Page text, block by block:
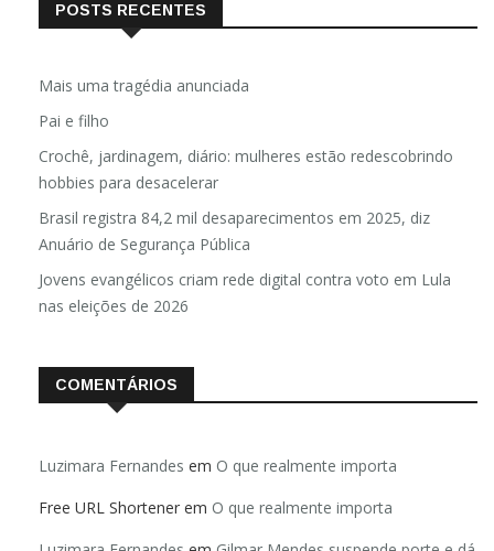
POSTS RECENTES
Mais uma tragédia anunciada
Pai e filho
Crochê, jardinagem, diário: mulheres estão redescobrindo
hobbies para desacelerar
Brasil registra 84,2 mil desaparecimentos em 2025, diz
Anuário de Segurança Pública
Jovens evangélicos criam rede digital contra voto em Lula
nas eleições de 2026
COMENTÁRIOS
Luzimara Fernandes em O que realmente importa
Free URL Shortener em O que realmente importa